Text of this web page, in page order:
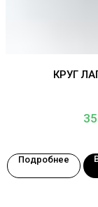
КРУГ
Подробнее